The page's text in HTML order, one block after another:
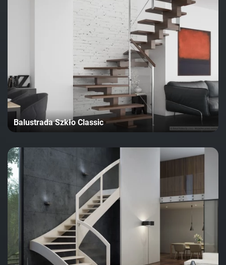
Balustrada Szkło Classic